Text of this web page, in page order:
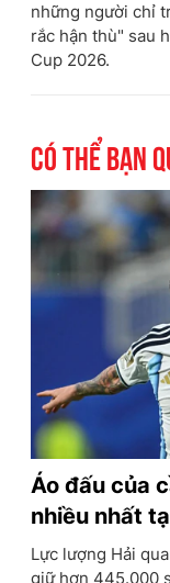
những người chỉ
rắc hận thù" sau
Cup 2026.
Có thể bạn
Áo đấu của
nhiều nhất
Lực lượng Hải
giữ hơn 445.000